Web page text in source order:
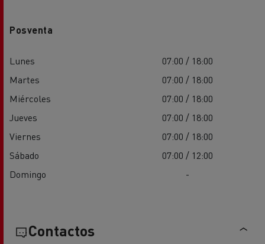
Posventa
Lunes
07:00 / 18:00
Martes
07:00 / 18:00
Miércoles
07:00 / 18:00
Jueves
07:00 / 18:00
Viernes
07:00 / 18:00
Sábado
07:00 / 12:00
Domingo
-
Contactos